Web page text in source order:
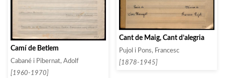
Camí de Betlem
Cabané i Pibernat, Adolf
[1960-1970]
Cant de Maig, Cant d’alegria
Pujol i Pons, Francesc
[1878-1945]